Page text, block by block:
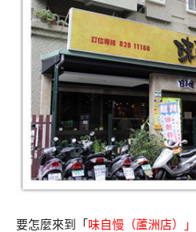
要怎麼來到「 味自慢（蘆洲店）」